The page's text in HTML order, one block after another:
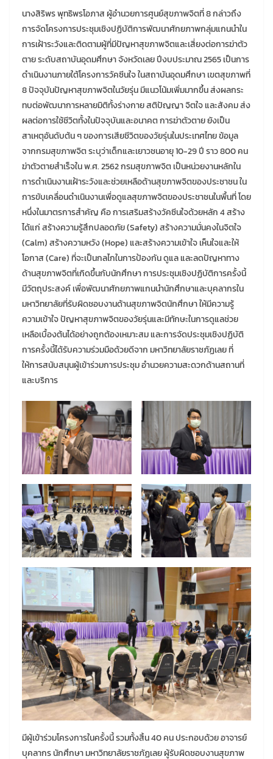
นางสิริพร พุทธิพรโอภาส ผู้อำนวยการศูนย์สุขภาพจิตที่ 8 กล่าวถึง
การจัดโครงการประชุมเชิงปฏิบัติการพัฒนาศักยภาพกลุ่มแกนนำใน
การเฝ้าระวังและติดตามผู้ที่มีปัญหาสุขภาพจิตและเสี่ยงต่อการฆ่าตัว
ตาย ระดับสถาบันอุดมศึกษา จังหวัดเลย ปีงบประมาณ 2565 เป็นการ
ดำเนินงานภายใต้โครงการวัคซีนใจ ในสถาบันอุดมศึกษา เขตสุขภาพที่
8 ปัจจุบันปัญหาสุขภาพจิตในวัยรุ่น มีแนวโน้มเพิ่มมากขึ้น ส่งผลกระ
ทบต่อพัฒนาการหลายมิติทั้งร่างกาย สติปัญญา จิตใจ และสังคม ส่ง
ผลต่อการใช้ชีวิตทั้งในปัจจุบันและอนาคต การฆ่าตัวตาย ยังเป็น
สาเหตุอันดับต้น ๆ ของการเสียชีวิตของวัยรุ่นในประเทศไทย ข้อมูล
จากกรมสุขภาพจิต ระบุว่าเด็กและเยาวชนอายุ 10-29 ปี ราว 800 คน
ฆ่าตัวตายสำเร็จใน พ.ศ. 2562 กรมสุขภาพจิต เป็นหน่วยงานหลักใน
การดำเนินงานเฝ้าระวังและช่วยเหลือด้านสุขภาพจิตของประชาชน ใน
การขับเคลื่อนดำเนินงานเพื่อดูแลสุขภาพจิตของประชาชนในพื้นที่ โดย
หนึ่งในมาตรการสำคัญ คือ การเสริมสร้างวัคซีนใจด้วยหลัก 4 สร้าง
ได้แก่ สร้างความรู้สึกปลอดภัย (Safety) สร้างความมั่นคงในจิตใจ
(Calm) สร้างความหวัง (Hope) และสร้างความเข้าใจ เห็นใจและให้
โอกาส (Care) ที่จะเป็นกลไกในการป้องกัน ดูแล และลดปัญหาทาง
ด้านสุขภาพจิตที่เกิดขึ้นกับนักศึกษา การประชุมเชิงปฏิบัติการครั้งนี้
มีวัตถุประสงค์ เพื่อพัฒนาศักยภาพแกนนำนักศึกษาและบุคลากรใน
มหาวิทยาลัยที่รับผิดชอบงานด้านสุขภาพจิตนักศึกษา ให้มีความรู้
ความเข้าใจ ปัญหาสุขภาพจิตของวัยรุ่นและมีทักษะในการดูแลช่วย
เหลือเบื้องต้นได้อย่างถูกต้องเหมาะสม และการจัดประชุมเชิงปฏิบัติ
การครั้งนี้ได้รับความร่วมมือด้วยดีจาก มหาวิทยาลัยราชภัฏเลย ที่
ให้การสนับสนุนผู้เข้าร่วมการประชุม อำนวยความสะดวกด้านสถานที่
และบริการ
มีผู้เข้าร่วมโครงการในครั้งนี้ รวมทั้งสิ้น 40 คน ประกอบด้วย อาจารย์
บุคลากร นักศึกษา มหาวิทยาลัยราชภัฏเลย ผู้รับผิดชอบงานสุขภาพ